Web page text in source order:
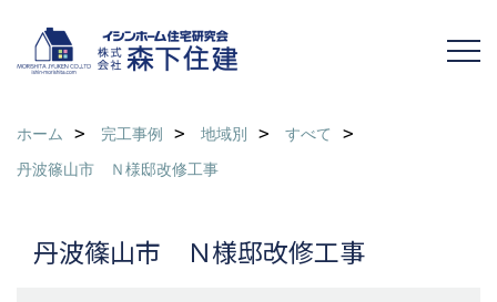
ホーム 完工事例 地域別
すべて
丹波篠山市 Ｎ様邸改修工事
丹波篠山市 Ｎ様邸改修工事